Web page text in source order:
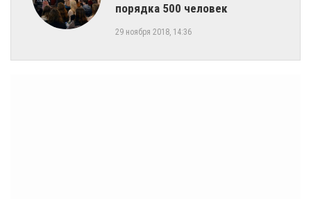
порядка 500 человек
29 ноября 2018, 14:36